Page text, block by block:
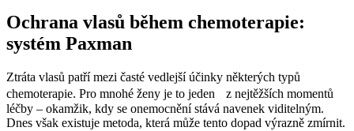
Ochrana vlasů během chemoterapie:
systém Paxman
Ztráta vlasů patří mezi časté vedlejší účinky některých typů
chemoterapie. Pro mnohé ženy je to jeden z nejtěžších momentů
léčby – okamžik, kdy se onemocnění stává navenek viditelným.
Dnes však existuje metoda, která může tento dopad výrazně zmírnit.